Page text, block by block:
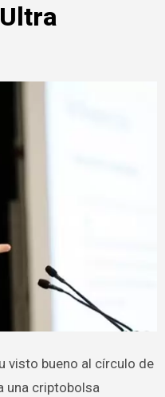
una criptobolsa